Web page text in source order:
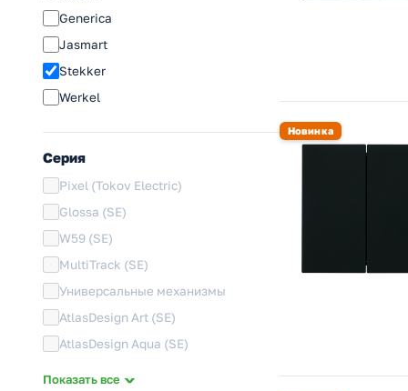
Generica
Jasmart
Stekker
Werkel
Серия
Pixel (Tokov Electric)
Glossa (SE)
W59 (SE)
MultiTrack (SE)
Универсальные механизмы
AtlasDesign Art (SE)
AtlasDesign Aqua (SE)
Показать все
Новинка